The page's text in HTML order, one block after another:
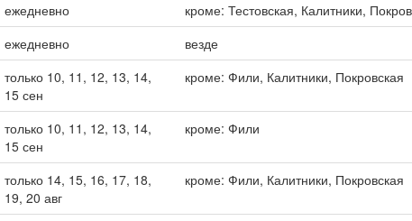
ежедневно кроме: Тестовская, Калитники,
ежедневно
везде
только 10, 11, 12, 13, 14,
15 сен
кроме: Фили, Калитники, Покровская
только 10, 11, 12, 13, 14,
15 сен
кроме: Фили
только 14, 15, 16, 17, 18,
19, 20 авг
кроме: Фили, Калитники, Покровская